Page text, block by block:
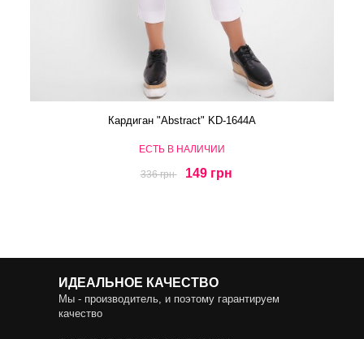
Кардиган "Abstract" KD-1644A
ЕСТЬ В НАЛИЧИИ
336 грн 149 грн
ИДЕАЛЬНОЕ КАЧЕСТВО
Мы - производитель, и поэтому гарантируем
качество